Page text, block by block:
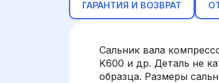
ГАРАНТИЯ И ВОЗВРАТ
Сальник вала
K600 и др. Деталь не
образца. Размеры